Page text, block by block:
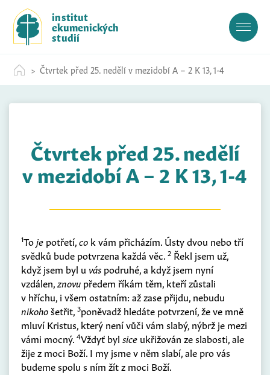
c
institut
ekumenických
studií
Čtvrtek před 25. nedělí v mezidobí A – 2 K 13, 1-4
Čtvrtek před 25. nedělí
v mezidobí A – 2 K 13, 1-4
1Toje potřetí,co k vám přicházím. Ústy dvou nebo tří
svědků bude potvrzena každá věc. 2 Řekl jsem už,
když jsem byl u vás podruhé, a když jsem nyní
vzdálen,znovu předem říkám těm, kteří zůstali
v hříchu, i všem ostatním: až zase přijdu, nebudu
nikohošetřit, 3poněvadž hledáte potvrzení, že ve mně
mluví Kristus, který není vůči vám slabý, nýbrž je mezi
vámi mocný. 4Vždyť byl sice ukřižován ze slabosti, ale
žije z moci Boží. I my jsme v něm slabí, ale pro vás
budeme spolu s ním žít z moci Boží.